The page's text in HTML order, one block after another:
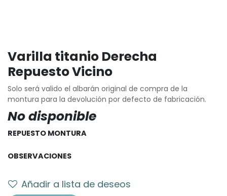
Varilla titanio Derecha
Repuesto Vicino
Solo será valido el albarán original de compra de la
montura para la devolución por defecto de fabricación.
No disponible
REPUESTO MONTURA
OBSERVACIONES
Añadir a lista de deseos